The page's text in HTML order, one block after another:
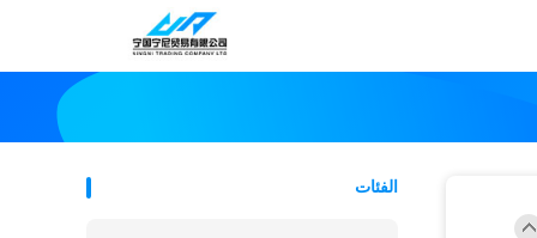
الفئات